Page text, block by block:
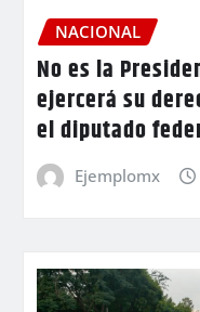
NACIONAL
No es la
ejercerá su
el diputado
Ejemplomx